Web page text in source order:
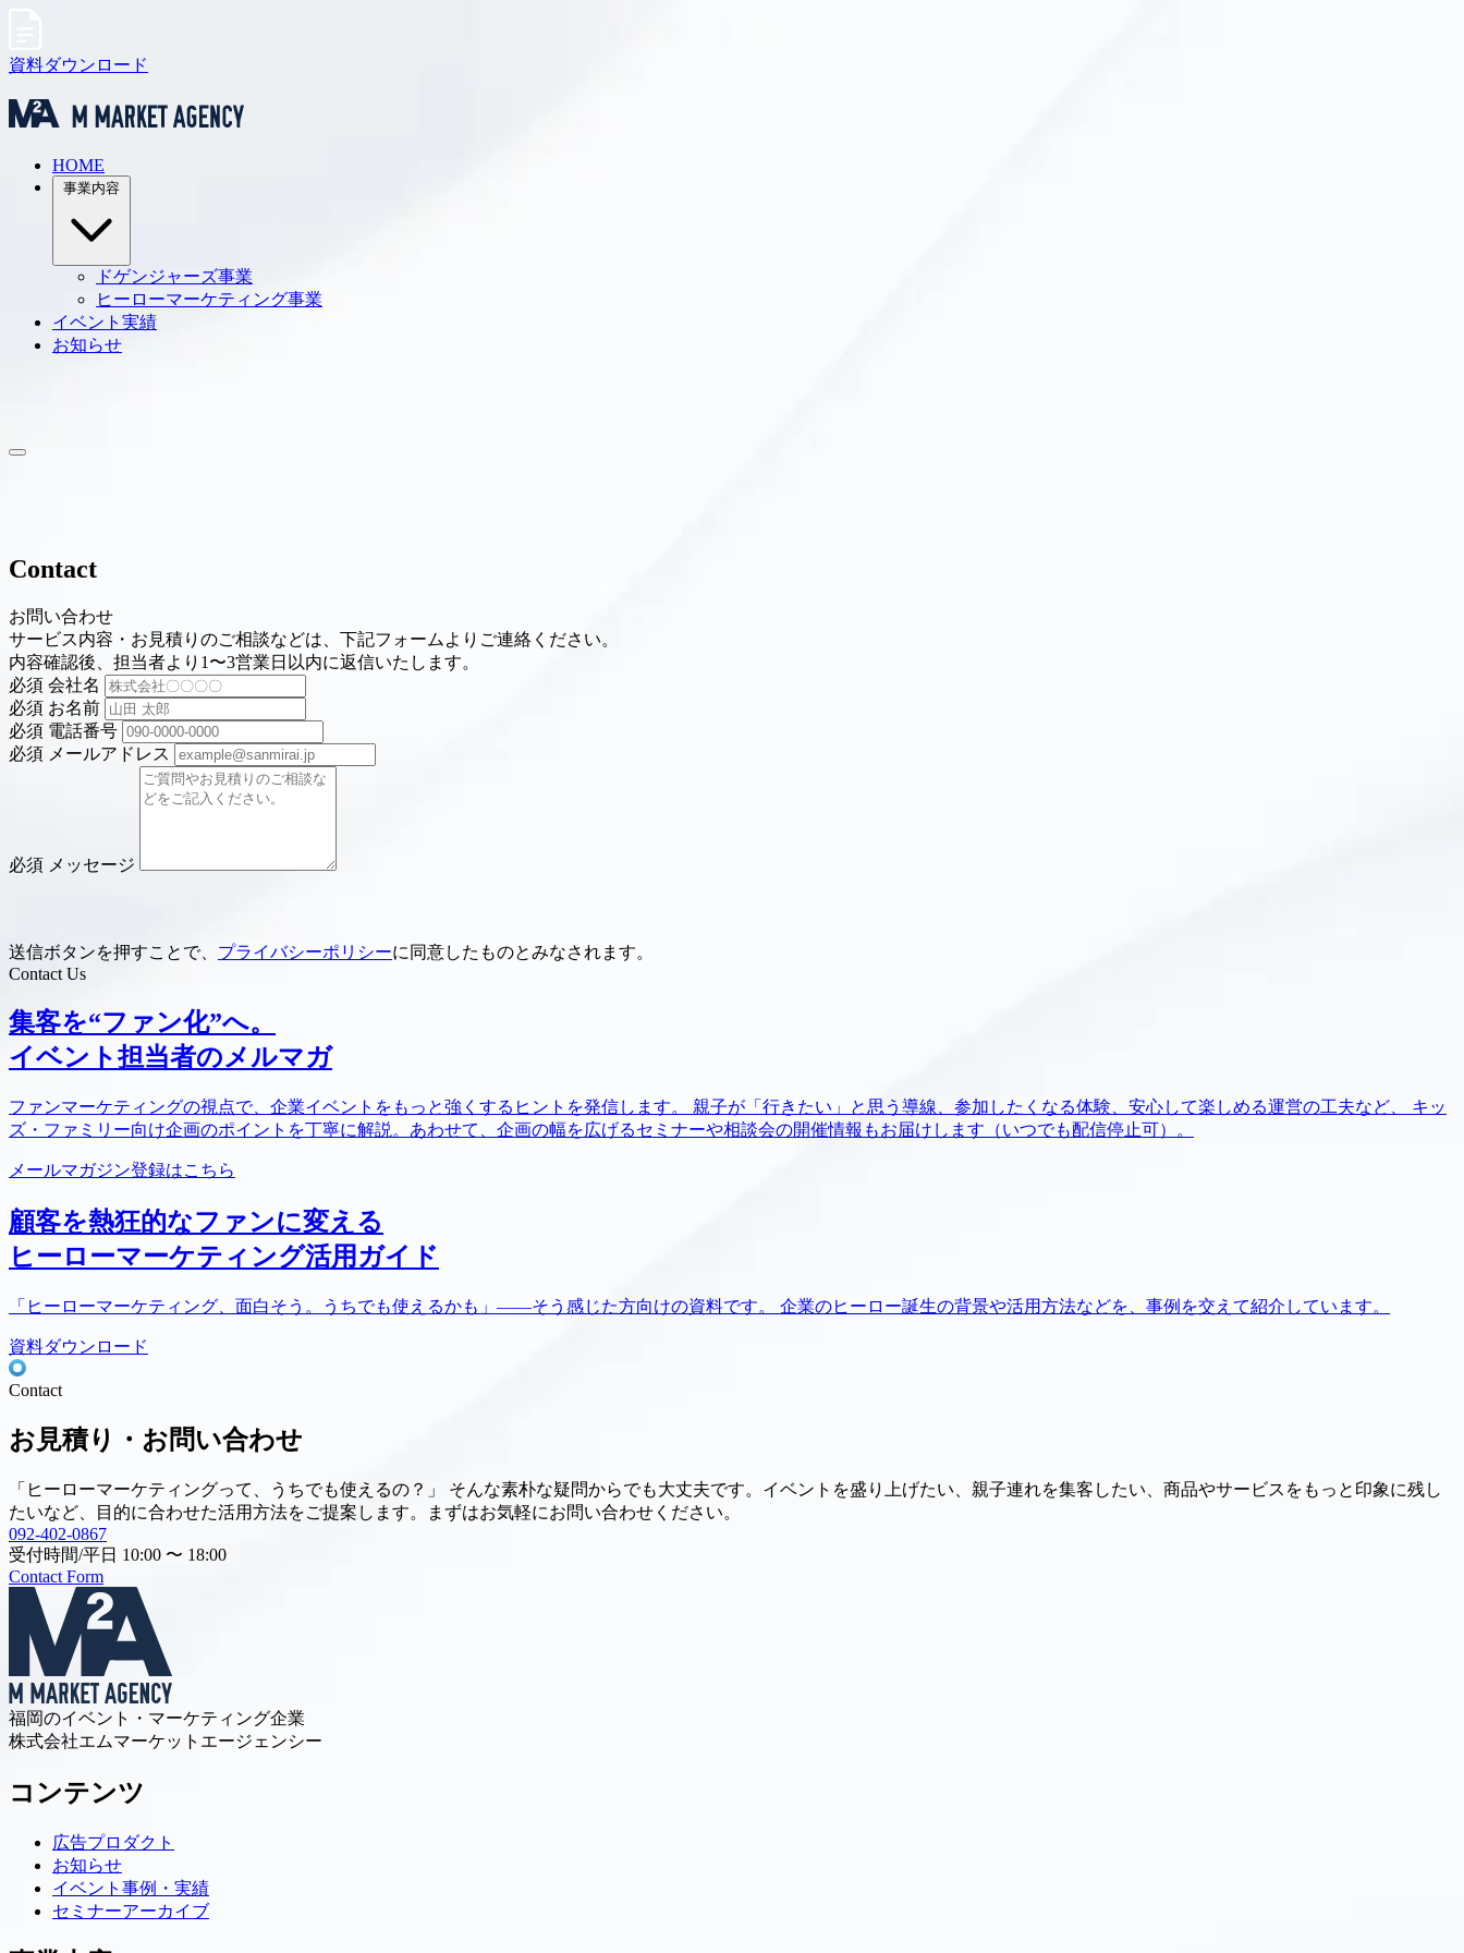
資料ダウンロード
HOME
事業内容
ドゲンジャーズ事業
ヒーローマーケティング事業
イベント実績
お知らせ
Contact
お問い合わせ
サービス内容・お見積りのご相談などは、下記フォームよりご連絡ください。
内容確認後、担当者より1〜3営業日以内に返信いたします。
必須 会社名
必須 お名前
必須 電話番号
必須 メールアドレス
必須 メッセージ
送信ボタンを押すことで、 プライバシーポリシーに同意したものとみなされます。
Contact Us
集客を“ファン化”へ。
イベント担当者のメルマガ
ファンマーケティングの視点で、企業イベントをもっと強くするヒントを発信します。 親子が「行きたい」と思う導線、参加したくなる体験、安心して楽しめる運営の工夫など、 キッ
ズ・ファミリー向け企画のポイントを丁寧に解説。あわせて、企画の幅を広げるセミナーや相談会の開催情報もお届けします（いつでも配信停止可）。
メールマガジン登録はこちら
顧客を熱狂的なファンに変える
ヒーローマーケティング活用ガイド
「ヒーローマーケティング、面白そう。うちでも使えるかも」――そう感じた方向けの資料です。 企業のヒーロー誕生の背景や活用方法などを、事例を交えて紹介しています。
資料ダウンロード
Contact
お見積り・お問い合わせ
「ヒーローマーケティングって、うちでも使えるの？」 そんな素朴な疑問からでも大丈夫です。イベントを盛り上げたい、親子連れを集客したい、商品やサービスをもっと印象に残し
たいなど、目的に合わせた活用方法をご提案します。まずはお気軽にお問い合わせください。
092-402-0867
受付時間/平日 10:00 〜 18:00
Contact Form
福岡のイベント・マーケティング企業
株式会社エムマーケットエージェンシー
コンテンツ
広告プロダクト
お知らせ
イベント事例・実績
セミナーアーカイブ